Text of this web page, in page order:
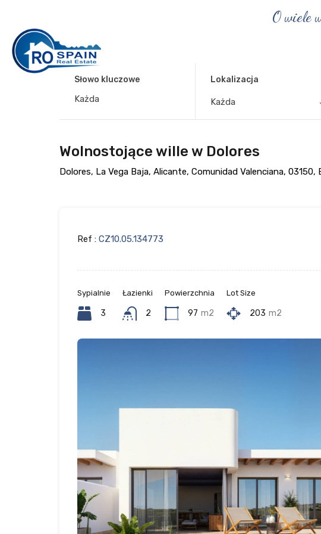
O wiele
Słowo kluczowe Lokalizacja
Każda
Wolnostojące wille w Dolores
Dolores, La Vega Baja, Alicante, Comunidad Valenciana, 03150,
Ref : CZ10.05.134773
Sypialnie
3
Łazienki
2
Powierzchnia
97 m2
Lot Size
203 m2